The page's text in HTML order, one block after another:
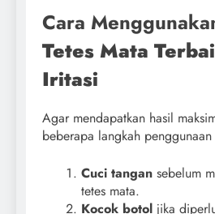
Cara
Tetes Mata
Iritasi
Agar mendapatkan hasil
beberapa langkah
Cuci tangan sebelum
tetes mata.
Kocok botol jika